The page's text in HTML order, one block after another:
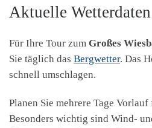
Aktuelle
Für Ihre Tour zum Großes
Sie täglich das Bergwetter. Das
schnell umschlagen.
Planen Sie mehrere Tage
Besonders wichtig sind Wind-